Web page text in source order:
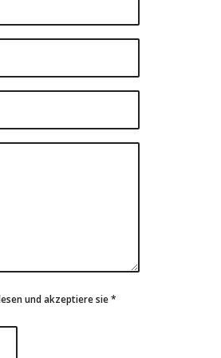
und akzeptiere sie*